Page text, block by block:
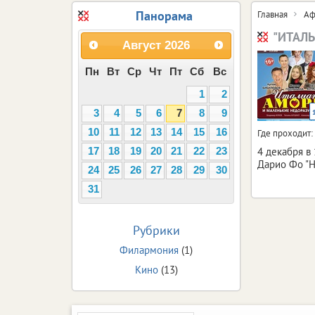
Главная
Где проходит:
4 декабря
Дарио Фо
Панорама
Август 2026
Пн Вт Ср Чт Пт Сб
Вс
1
2
3
4 5 6 7 8
9
10
11 12 13 14 15
16
17
18 19 20 21 22
23
24
25 26 27 28 29
30
31
Рубрики
Филармония (1)
Кино(13)